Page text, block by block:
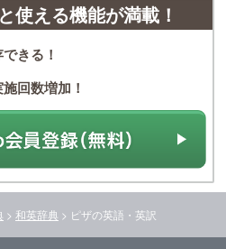
使える機能が満載！
きる！
回数増加！
> 和英辞典 > ピザの英語・英訳